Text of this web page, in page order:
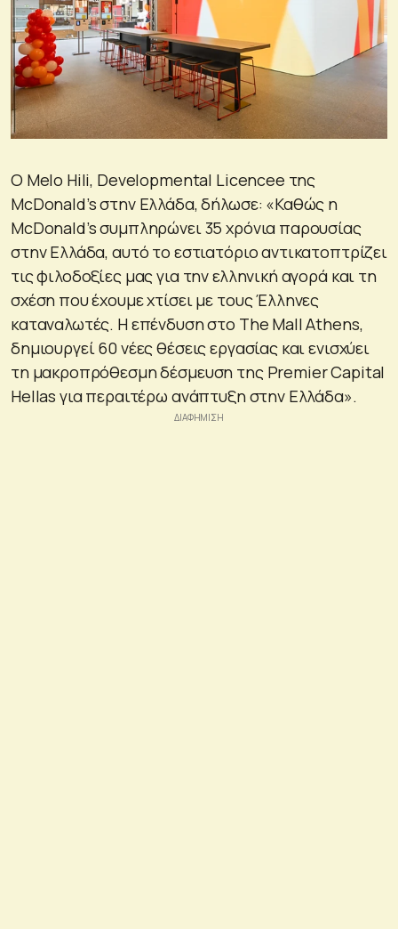
Ο Melo Hili, Developmental Licencee της
McDonald’s στην Ελλάδα, δήλωσε: «Καθώς η
McDonald’s συμπληρώνει 35 χρόνια παρουσίας
στην Ελλάδα, αυτό το εστιατόριο αντικατοπτρίζει
τις φιλοδοξίες μας για την ελληνική αγορά και τη
σχέση που έχουμε χτίσει με τους Έλληνες
καταναλωτές. Η επένδυση στο The Mall Athens,
δημιουργεί 60 νέες θέσεις εργασίας και ενισχύει
τη μακροπρόθεσμη δέσμευση της Premier Capital
Hellas για περαιτέρω ανάπτυξη στην Ελλάδα».